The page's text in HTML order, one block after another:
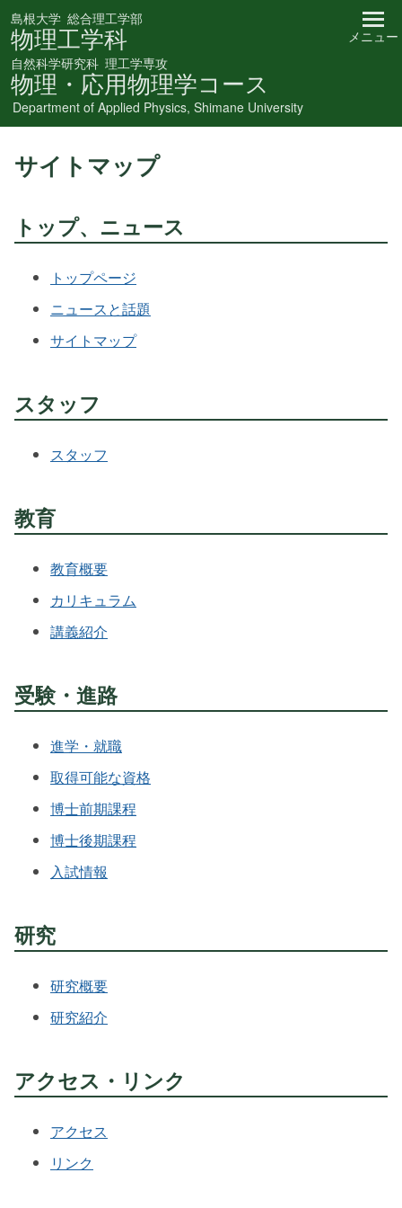
島根大学 総合理工学部
物理工学科
自然科学研究科 理工学専攻
物理・応用物理学コース
Department of Applied Physics, Shimane University
メニュー
サイトマップ
トップ、ニュース
トップページ
ニュースと話題
サイトマップ
スタッフ
スタッフ
教育
教育概要
カリキュラム
講義紹介
受験・進路
進学・就職
取得可能な資格
博士前期課程
博士後期課程
入試情報
研究
研究概要
研究紹介
アクセス・リンク
アクセス
リンク